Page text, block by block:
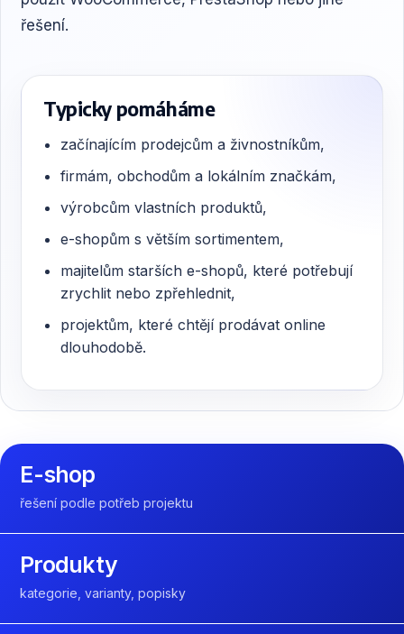
řešení.
Typicky pomáháme
začínajícím prodejcům a živnostníkům,
firmám, obchodům a lokálním značkám,
výrobcům vlastních produktů,
e-shopům s větším sortimentem,
majitelům starších e-shopů, které potřebují
zrychlit nebo zpřehlednit,
projektům, které chtějí prodávat online
dlouhodobě.
E-shop
řešení podle potřeb projektu
Produkty
kategorie, varianty, popisky